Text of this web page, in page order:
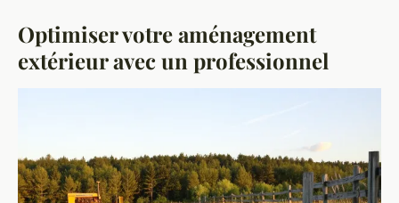
Optimiser votre aménagement
extérieur avec un professionnel